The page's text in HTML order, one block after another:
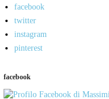
facebook
twitter
instagram
pinterest
facebook